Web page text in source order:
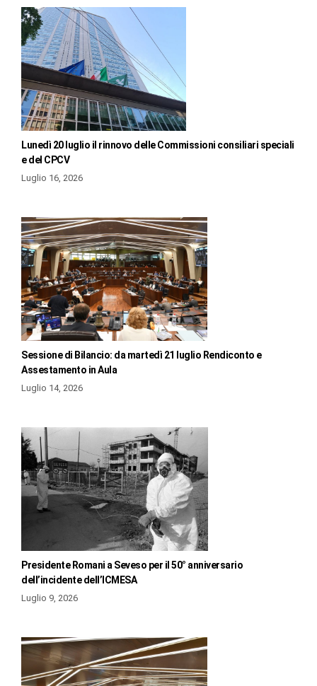
Lunedì 20 luglio il rinnovo delle Commissioni consiliari speciali
e del CPCV
Luglio 16, 2026
Sessione di Bilancio: da martedì 21 luglio Rendiconto e
Assestamento in Aula
Luglio 14, 2026
Presidente Romani a Seveso per il 50° anniversario
dell’incidente dell’ICMESA
Luglio 9, 2026